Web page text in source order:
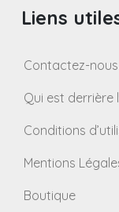
Liens
Contactez-nous
Qui est
Conditions
Mentions
Boutique